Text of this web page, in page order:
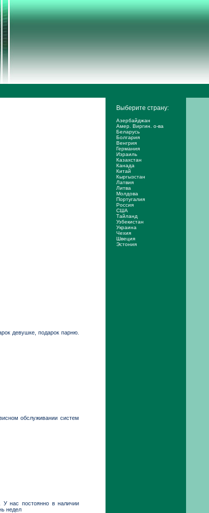
девушке, подарок парню.
oбcлуживaнии систем
У нас постоянно в наличии
недел
Выберите страну:
Азербайджан
Амер. Виргин. о-ва
Беларусь
Болгария
Венгрия
Германия
Израиль
Казахстан
Канада
Китай
Кыргызстан
Латвия
Литва
Молдова
Португалия
Россия
США
Тайланд
Узбекистан
Украина
Чехия
Швеция
Эстония